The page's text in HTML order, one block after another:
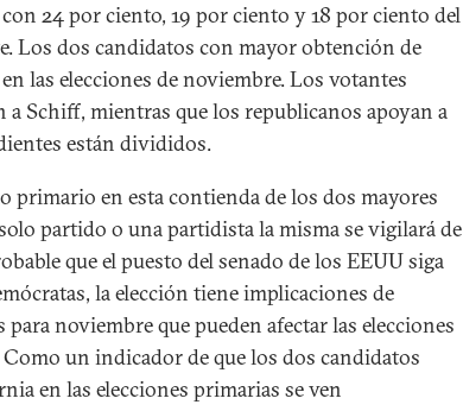
24 por ciento, 19 por ciento y 18 por ciento del
Los dos candidatos con mayor obtención de
las elecciones de noviembre. Los votantes
a Schiff, mientras que los republicanos apoyan a
están divididos.
primario en esta contienda de los dos mayores
partido o una partidista la misma se vigilará de
que el puesto del senado de los EEUU siga
la elección tiene implicaciones de
noviembre que pueden afectar las elecciones
un indicador de que los dos candidatos
en las elecciones primarias se ven